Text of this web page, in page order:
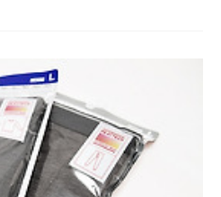
블랙 또는 화이트 색상을 즐기고
님, 편한 신발만 찾지만 스니커즈
다보니 자연스레 블랙 또는 화이
운동화만 구매하게 됐는데, 이번
도 하이탑 스니커즈로 구매를 했
:) 스타일보고에서 하이탑 스니커즈